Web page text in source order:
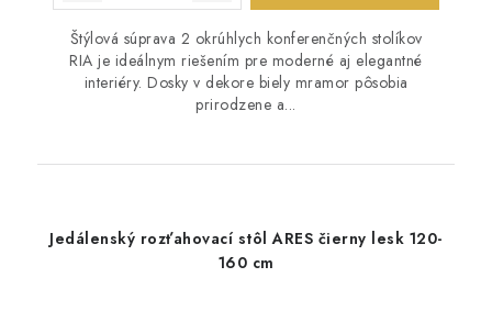
Štýlová súprava 2 okrúhlych konferenčných stolíkov
RIA je ideálnym riešením pre moderné aj elegantné
interiéry. Dosky v dekore biely mramor pôsobia
prirodzene a...
Jedálenský rozťahovací stôl ARES čierny lesk 120-
160 cm